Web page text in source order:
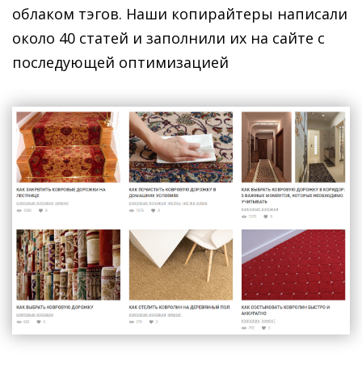
облаком тэгов. Наши копирайтеры написали
около 40 статей и заполнили их на сайте с
последующей оптимизацией